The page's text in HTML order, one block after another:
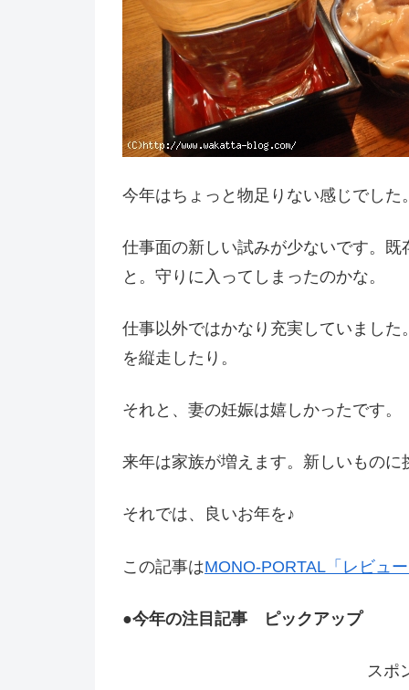
今年はちょっと物足りない感じでした。
仕事面の新しい試みが少ないです。
と。守りに入ってしまったのかな。
仕事以外ではかなり充実していまし
を縦走したり。
それと、妻の妊娠は嬉しかったです。
来年は家族が増えます。新しいものに
それでは、良いお年を♪
この記事はMONO-PORTAL「レビュ
●今年の注目記事 ピックアップ
スポ